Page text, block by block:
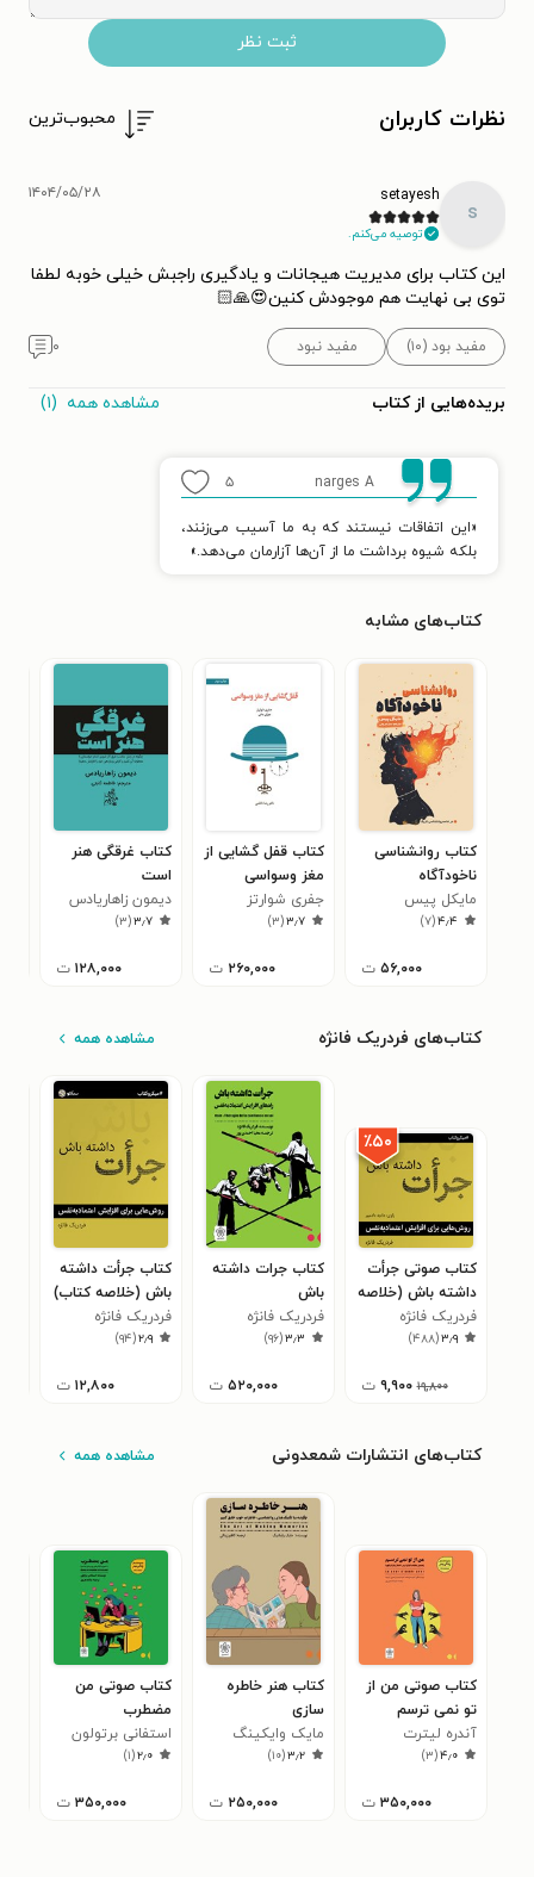
ثبت نظر
نظرات کاربران محبوب‌ترین
s
setayesh
توصیه می‌کنم.
۱۴۰۴/۰۵/۲۸
این کتاب برای مدیریت هیجانات و یادگیری راجبش خیلی خوبه لطفا
توی بی نهایت هم موجودش کنین😍🙏🏻
مفید بود (۱۰) مفید نبود ۰
بریده‌هایی از کتاب مشاهده همه (۱)
narges A ۵
«این اتفاقات نیستند که به ما آسیب می‌زنند،
بلکه شیوه برداشت ما از آن‌ها آزارمان می‌دهد.»
کتاب‌های مشابه
کتاب روانشناسی
ناخودآگاه
مایکل پیس
۴٫۴(۷)
۵۶,۰۰۰ ت
کتاب قفل گشایی از
مغز وسواسی
جفری شوارتز
۳٫۷(۳)
۲۶۰,۰۰۰ ت
کتاب غرقگی هنر
است
دیمون زاهاریادس
۳٫۷(۳)
۱۲۸,۰۰۰ ت
کتاب‌های فردریک فانژه مشاهده همه
٪۵۰
کتاب صوتی جرأت
داشته باش (خلاصه
کتاب)
فردریک فانژه
۳٫۹(۴۸۸)
۱۹,۸۰۰ ۹,۹۰۰ ت
کتاب جرات داشته
باش
فردریک فانژه
۳٫۳(۹۶)
۵۲۰,۰۰۰ ت
کتاب جرأت داشته
باش (خلاصه کتاب)
فردریک فانژه
۲٫۹(۹۴)
۱۲,۸۰۰ ت
کتاب‌های انتشارات شمعدونی مشاهده همه
کتاب صوتی من از
تو نمی ترسم
آندره لیترت
۴٫۰(۳)
۳۵۰,۰۰۰ ت
کتاب هنر خاطره
سازی
مایک وایکینگ
۳٫۲(۱۰)
۲۵۰,۰۰۰ ت
کتاب صوتی من
مضطرب
استفانی برتولون
۲٫۰(۱)
۳۵۰,۰۰۰ ت